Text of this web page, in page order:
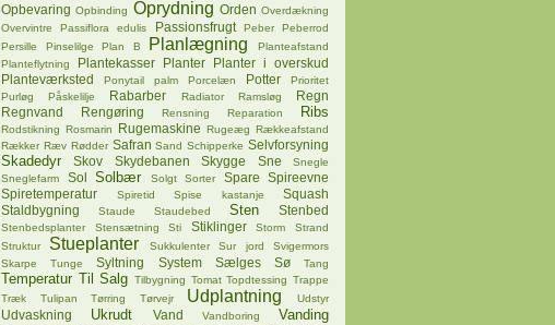
Opbevaring Opbinding Oprydning Orden Overdækning
Overvintre
Passiflora edulis Passionsfrugt Peber
Peberrod
Persille
Pinselilge Plan B Planlægning
Planteafstand
Planteflytning
Plantekasser Planter
Planter i overskud
Planteværksted
Ponytail palm Porcelæn Potter
Prioritet
Purløg
Påskelilje Rabarber Radiator Ramsløg
Regn
Regnvand
Rengøring Rensning Reparation Ribs
Rodstikning Rosmarin Rugemaskine Rugeæg Rækkeafstand
Rækker Ræv Rødder Safran Sand Schipperke Selvforsyning
Skadedyr Skov Skydebanen Skygge Sne
Snegle
Sneglefarm
Sol Solbær Solgt Sorter Spare
Spireevne
Spiretemperatur
Spiretid Spise kastanje
Squash
Staldbygning
Staude Staudebed Sten Stenbed
Stenbedsplanter Stensætning Sti Stiklinger Storm
Strand
Struktur
Stueplanter Sukkulenter Sur jord
Svigermors
Skarpe Tunge
Syltning System Sælges Sø Tang
Temperatur Til Salg Tilbygning Tomat Topdtessing Trappe
Træk
Tulipan Tørring Tørvejr Udplantning Udstyr
Udvaskning Ukrudt Vand Vandboring Vanding